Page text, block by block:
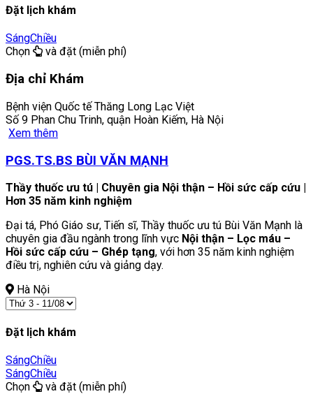
Đặt lịch khám
SángChiều
Chọn
và đặt (miễn phí)
Địa chỉ Khám
Bệnh viện Quốc tế Thăng Long Lạc Việt
Số 9 Phan Chu Trinh, quận Hoàn Kiếm, Hà Nội
Xem thêm
PGS.TS.BS BÙI VĂN MẠNH
Thầy thuốc ưu tú | Chuyên gia Nội thận – Hồi sức cấp cứu |
Hơn 35 năm kinh nghiệm
Đại tá, Phó Giáo sư, Tiến sĩ, Thầy thuốc ưu tú Bùi Văn Mạnh là
chuyên gia đầu ngành trong lĩnh vực Nội thận – Lọc máu –
Hồi sức cấp cứu – Ghép tạng, với hơn 35 năm kinh nghiệm
điều trị, nghiên cứu và giảng dạy.
Hà Nội
Đặt lịch khám
SángChiều
SángChiều
Chọn
và đặt (miễn phí)